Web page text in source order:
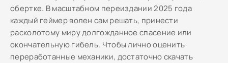
обертке. В масштабном переиздании 2025 года
каждый геймер волен сам решать, принести
расколотому миру долгожданное спасение или
окончательную гибель. Чтобы лично оценить
переработанные механики, достаточно скачать